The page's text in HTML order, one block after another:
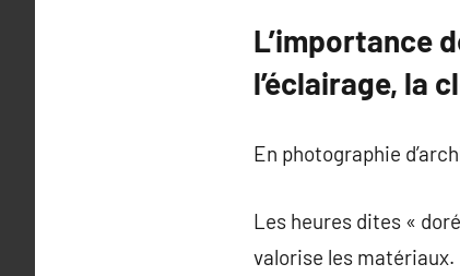
L’importance
l’éclairage, la
En photographie
Les heures dites «
valorise les matériaux.